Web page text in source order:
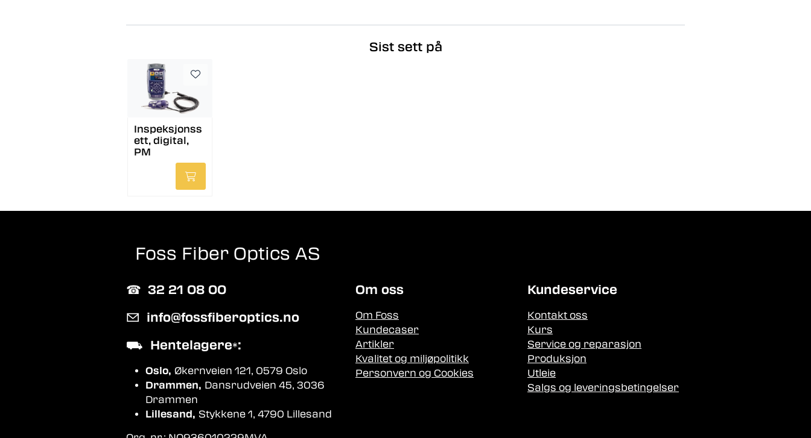
Sist sett på
Inspeksjonss
ett, digital,
PM
Foss Fiber Optics AS
☎︎ 32 21 08 00
✉ info@fossfiberoptics.no
⛟ Hentelagere*:
Oslo, Økernveien 121, 0579 Oslo
Drammen, Dansrudveien 45, 3036
Drammen
Lillesand, Stykkene 1, 4790 Lillesand
Om oss
Om Foss
Kundecaser
Artikler
Kvalitet og miljøpolitikk
Personvern og Cookies
Kundeservice
Kontakt oss
Kurs
Service og reparasjon
Produksjon
Utleie
Salgs og leveringsbetingelser